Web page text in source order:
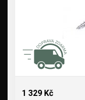
1 329 Kč